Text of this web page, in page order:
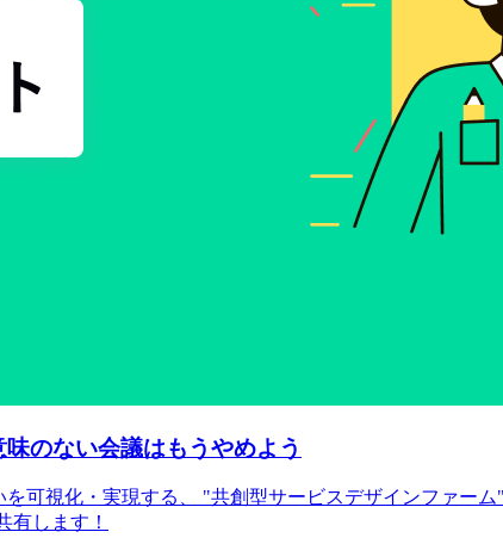
のない会議はもうやめよう
可視化・実現する、 "共創型サービスデザインファー
有します！